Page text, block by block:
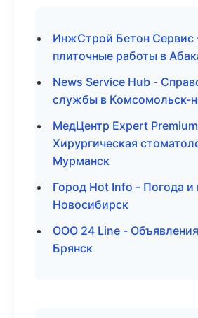
ИнжСтрой Бетон Сервис
плиточные работы в
News Service Hub -
службы в Комсомольск-
МедЦентр Expert
Хирургическая
Мурманск
Город Hot Info - Погода и
Новосибирск
ООО 24 Line -
Брянск